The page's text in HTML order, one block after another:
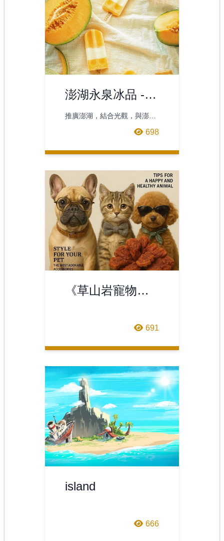
澎湖永泉冰品 -
哈蜜瓜牛奶冰棒
推廣澎湖，結合光觀，與澎湖
後寮當地小農合作，利用澎湖
當地香甜的哈蜜瓜➕牛奶所製
成的好吃冰棒。
698
《草山岩寵物牛
691
island
666